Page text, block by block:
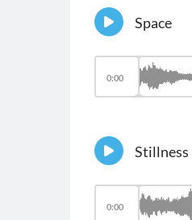
Space
0:00
Stillness
0:00